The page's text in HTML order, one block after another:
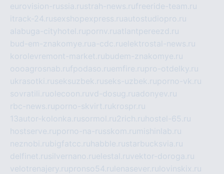
eurovision-russia.rustrah-news.rufreeride-team.ru
itrack-24.rusexshopexpress.ruautostudiopro.ru
alabuga-cityhotel.rupornv.ruatlantpereezd.ru
bud-em-znakomye.rua-cdc.ruelektrostal-news.ru
korolevremont-market.rubudem-znakomye.ru
oooagrosnab.rufpodaso.ruemfire.rupro-otdelky.ru
ukrasotki.ruseksuzbek.ruseks-uzbek.ruporno-vk.ru
sovratili.ruolecoon.ruvd-dosug.ruadonyev.ru
rbc-news.ruporno-skvirt.rukrospr.ru
13autor-kolonka.rusormol.ru2rich.ru hostel-65.ru
hostserve.ruporno-na-russkom.ru mishinlab.ru
neznobi.rubigfatcc.ru habble.rustarbucksvia.ru
delfinet.rusilvernano.ruelestal.ruvektor-doroga.ru
velotrenajery.rupronso54.ru lenasever.ru lovinskix.ru